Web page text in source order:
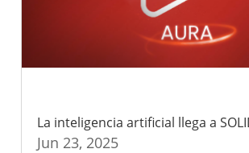
La inteligencia artificial llega a
Jun 23, 2025